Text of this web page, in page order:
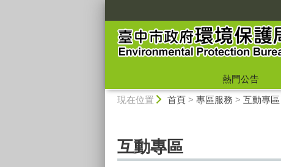
熱門公告
現在位置 首頁> 專區服務 > 互動專區
互動專區